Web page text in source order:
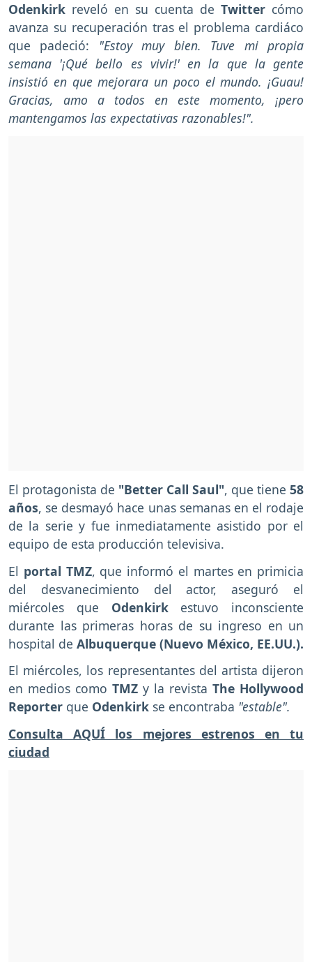
Odenkirk reveló en su cuenta de Twitter cómo
avanza su recuperación tras el problema cardiáco
que padeció: "Estoy muy bien. Tuve mi propia
semana '¡Qué bello es vivir!' en la que la gente
insistió en que mejorara un poco el mundo. ¡Guau!
Gracias, amo a todos en este momento, ¡pero
mantengamos las expectativas razonables!".
El protagonista de "Better Call Saul", que tiene 58
años, se desmayó hace unas semanas en el rodaje
de la serie y fue inmediatamente asistido por el
equipo de esta producción televisiva.
El portal TMZ, que informó el martes en primicia
del desvanecimiento del actor, aseguró el
miércoles que Odenkirk estuvo inconsciente
durante las primeras horas de su ingreso en un
hospital de Albuquerque (Nuevo México, EE.UU.).
El miércoles, los representantes del artista dijeron
en medios como TMZ y la revista The Hollywood
Reporter que Odenkirk se encontraba "estable".
Consulta AQUÍ los mejores estrenos en tu
ciudad